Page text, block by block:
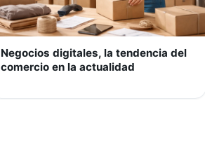
Negocios digitales, la tendencia del
comercio en la actualidad